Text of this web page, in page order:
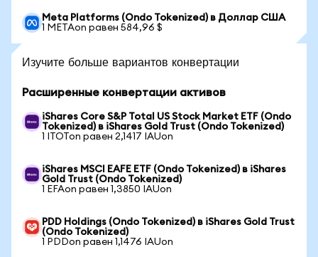
Meta Platforms (Ondo Tokenized) в Доллар США
1 METAon равен 584,96 $
Изучите больше вариантов конвертации
Расширенные конвертации активов
iShares Core S&P Total US Stock Market ETF (Ondo
Tokenized) в iShares Gold Trust (Ondo Tokenized)
1 ITOTon равен 2,1417 IAUon
iShares MSCI EAFE ETF (Ondo Tokenized) в iShares
Gold Trust (Ondo Tokenized)
1 EFAon равен 1,3850 IAUon
PDD Holdings (Ondo Tokenized) в iShares Gold Trust
(Ondo Tokenized)
1 PDDon равен 1,1476 IAUon